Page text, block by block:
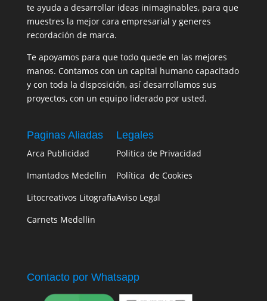
te ayuda a desarrollar ideas inimaginables, para que
muestres la mejor cara empresarial y generes
recordación de marca.
Te apoyamos para que todo quede en las mejores
manos. Contamos con un capital humano capacitado
y con toda la disposición, así desarrollamos sus
proyectos, con un equipo liderado por usted.
Paginas Aliadas
Arca Publicidad
Imantados Medellin
Litocreativos Litografia
Carnets Medellin
Legales
Politica de Privacidad
Política de Cookies
Aviso Legal
Contacto por Whatsapp